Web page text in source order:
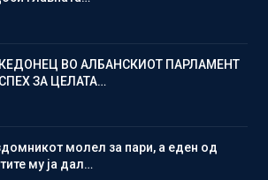
ВО АЛБАНСКИОТ ПАРЛАМЕНТ
ЗА ЦЕЛАТА…
молел за пари, а еден од
му ја дал…